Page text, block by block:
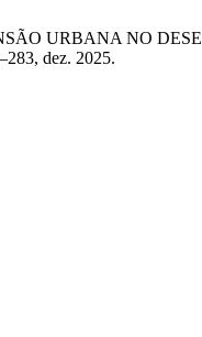
URBANA NO
dez. 2025.